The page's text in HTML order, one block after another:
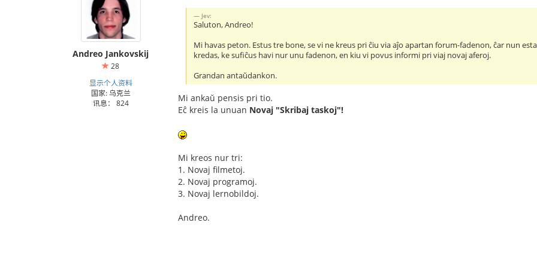
Andreo Jankovskij
28
显示个人资料
国家: 乌克兰
讯息： 824
Jev:
Saluton, Andreo!
Mi havas peton. Estus tre bone, se vi ne kreus pri ĉiu via aĵo apartan forum-fadenon, ĉar nun
kredas, ke sufiĉus havi nur unu fadenon, en kiu vi povus informi pri viaj novaj aferoj.
Grandan antaŭdankon.
Mi ankaŭ pensis pri tio.
Eĉ kreis la unuan Novaj "Skribaj taskoj"!
Mi kreos nur tri:
1. Novaj filmetoj.
2. Novaj programoj.
3. Novaj lernobildoj.
Andreo.